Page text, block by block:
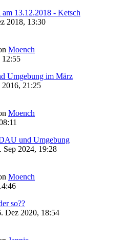
13.12.2018 - Ketsch
2018, 13:30
Moench
12:55
Umgebung im März
21:25
Moench
und Umgebung
Sep 2024, 19:28
Moench
so??
Dez 2020, 18:54